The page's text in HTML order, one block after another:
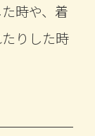
時や、着
りした時